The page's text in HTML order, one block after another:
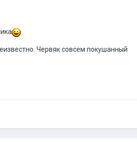
Червяк совсем покушанный